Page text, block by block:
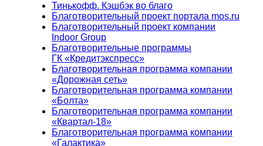
Тинькофф. Кэшбэк во благо
Благотворительный проект портала mos.ru
Благотворительный проект компании
Indoor Group
Благотворительные программы
ГК «Кредитэкспресс»
Благотворительная программа компании
«Дорожная сеть»
Благотворительная программа компании
«Болта»
Благотворительная программа компании
«Квартал-18»
Благотворительная программа компании
«Галактика»